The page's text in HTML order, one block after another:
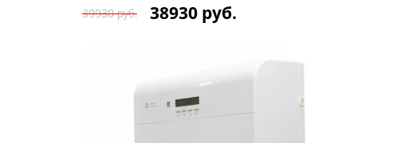
39930 руб. 38930 руб.